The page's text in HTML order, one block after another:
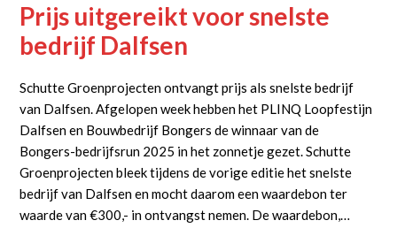
Prijs uitgereikt voor snelste
bedrijf Dalfsen
Schutte Groenprojecten ontvangt prijs als snelste bedrijf
van Dalfsen. Afgelopen week hebben het PLINQ Loopfestijn
Dalfsen en Bouwbedrijf Bongers de winnaar van de
Bongers-bedrijfsrun 2025 in het zonnetje gezet. Schutte
Groenprojecten bleek tijdens de vorige editie het snelste
bedrijf van Dalfsen en mocht daarom een waardebon ter
waarde van €300,- in ontvangst nemen. De waardebon,…